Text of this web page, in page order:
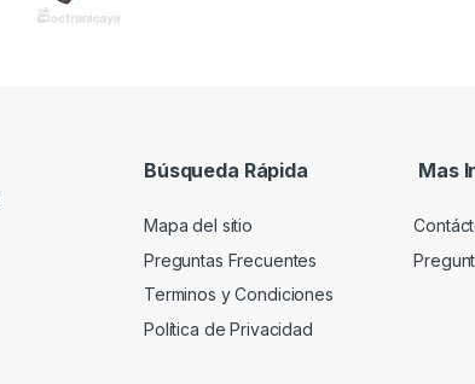
Búsqueda Rápida
Mapa del sitio
Preguntas Frecuentes
Terminos y Condiciones
Política de Privacidad
Mas